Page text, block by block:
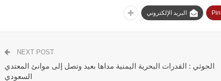
البريد الإلكتروني
NEXT POST
الحوثي : القدرات البحرية اليمنية مداها بعيد وتصل إلى موانئ المعتدي
السعودي